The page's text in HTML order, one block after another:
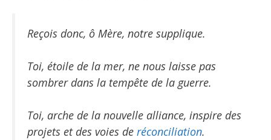
Reçois donc, ô Mère, notre supplique.
Toi, étoile de la mer, ne nous laisse pas
sombrer dans la tempête de la guerre.
Toi, arche de la nouvelle alliance, inspire des
projets et des voies de réconciliation.